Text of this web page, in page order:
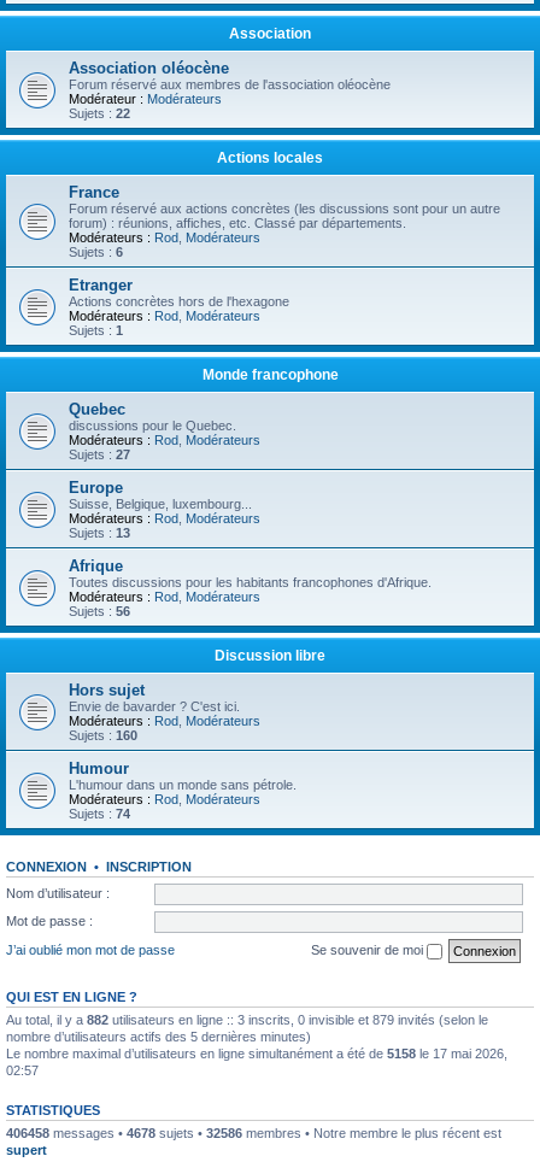
Association
Association oléocène
Forum réservé aux membres de l'association oléocène
Modérateur : Modérateurs
Sujets : 22
Actions locales
France
Forum réservé aux actions concrètes (les discussions sont pour un autre
forum) : réunions, affiches, etc. Classé par départements.
Modérateurs : Rod Modérateurs
Sujets : 6
Etranger
Actions concrètes hors de l'hexagone
Modérateurs : Rod Modérateurs
Sujets : 1
Monde francophone
Quebec
discussions pour le Quebec.
Modérateurs : Rod Modérateurs
Sujets : 27
Europe
Suisse, Belgique, luxembourg...
Modérateurs : Rod Modérateurs
Sujets : 13
Afrique
Toutes discussions pour les habitants francophones d'Afrique.
Modérateurs : Rod Modérateurs
Sujets : 56
Discussion libre
Hors sujet
Envie de bavarder ? C'est ici.
Modérateurs : Rod Modérateurs
Sujets : 160
Humour
L'humour dans un monde sans pétrole.
Modérateurs : Rod Modérateurs
Sujets : 74
CONNEXION • INSCRIPTION
Nom d’utilisateur :
Mot de passe :
J’ai oublié mon mot de passe
Se souvenir de moi
QUI EST EN LIGNE ?
Au total, il y a 882 utilisateurs en ligne :: 3 inscrits, 0 invisible et 879 invités (selon le
nombre d’utilisateurs actifs des 5 dernières minutes)
Le nombre maximal d’utilisateurs en ligne simultanément a été de 5158 le 17 mai 2026,
02:57
STATISTIQUES
406458 messages • 4678 sujets • 32586 membres • Notre membre le plus récent est
supert